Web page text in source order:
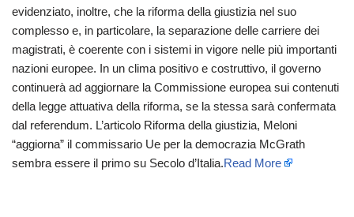
evidenziato, inoltre, che la riforma della giustizia nel suo
complesso e, in particolare, la separazione delle carriere dei
magistrati, è coerente con i sistemi in vigore nelle più importanti
nazioni europee. In un clima positivo e costruttivo, il governo
continuerà ad aggiornare la Commissione europea sui contenuti
della legge attuativa della riforma, se la stessa sarà confermata
dal referendum. L’articolo Riforma della giustizia, Meloni
“aggiorna” il commissario Ue per la democrazia McGrath
sembra essere il primo su Secolo d’Italia.Read More